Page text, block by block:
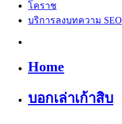
โคราช
บริการลงบทความ SEO
Home
บอกเล่าเก้าสิบ